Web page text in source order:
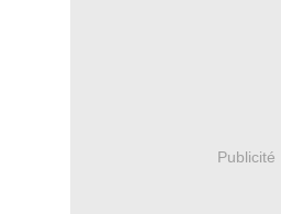
Publicité